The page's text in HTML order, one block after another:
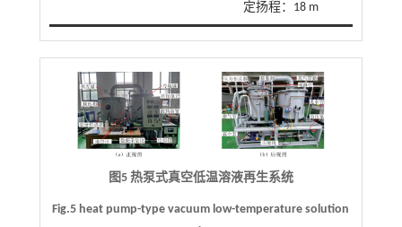
定扬程：18 m
图5 热泵式真空低温溶液再生系统
Fig.5 heat pump-type vacuum low-temperature solution